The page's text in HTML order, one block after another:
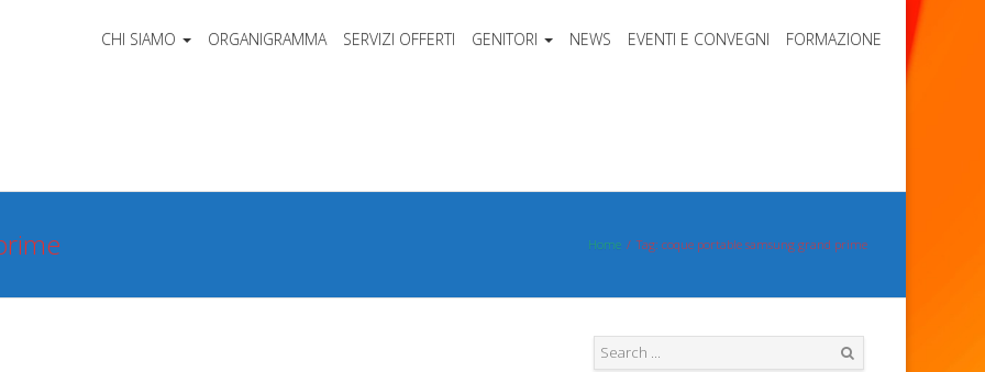
CHI SIAMO ORGANIGRAMMA SERVIZI OFFERTI GENITORI NEWS EVENTI E CONVEGNI FORMAZIONE
Home Tag: coque portable samsung grand prime